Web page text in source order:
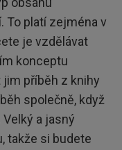
To platí zejména v
je vzdělávat
konceptu
příběh z knihy
společně, když
a jasný
takže si budete